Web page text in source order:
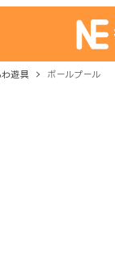
遊具 ボールプール